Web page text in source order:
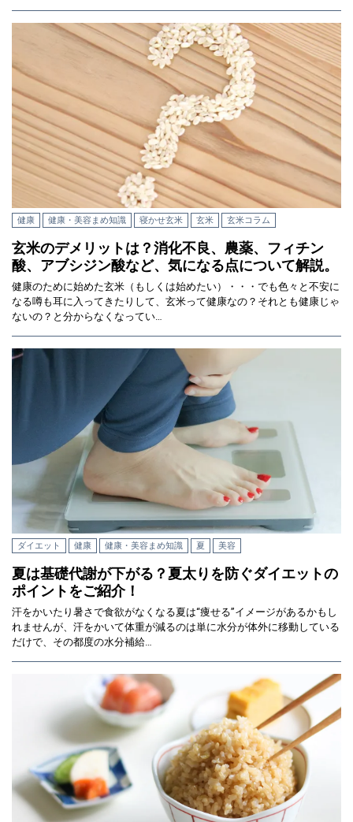
健康 健康・美容まめ知識 寝かせ玄米 玄米 玄米コラム
玄米のデメリットは？消化不良、農薬、フィチン
酸、アブシジン酸など、気になる点について解説。
健康のために始めた玄米（もしくは始めたい）・・・でも色々と不安に
なる噂も耳に入ってきたりして、玄米って健康なの？それとも健康じゃ
ないの？と分からなくなってい…
ダイエット 健康 健康・美容まめ知識 夏 美容
夏は基礎代謝が下がる？夏太りを防ぐダイエットの
ポイントをご紹介！
汗をかいたり暑さで食欲がなくなる夏は“痩せる”イメージがあるかもし
れませんが、汗をかいて体重が減るのは単に水分が体外に移動している
だけで、その都度の水分補給…